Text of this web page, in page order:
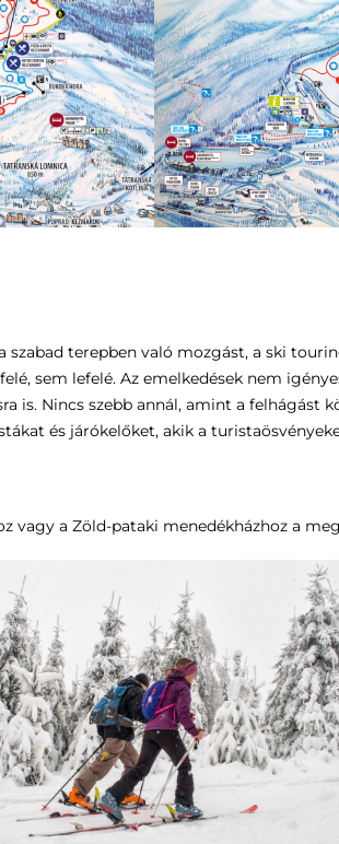
terepben való mozgást, a ski
sem lefelé. Az emelkedések nem
is. Nincs szebb annál, amint a felhágást
és járókelőket, akik a
vagy a Zöld-pataki menedékházhoz a